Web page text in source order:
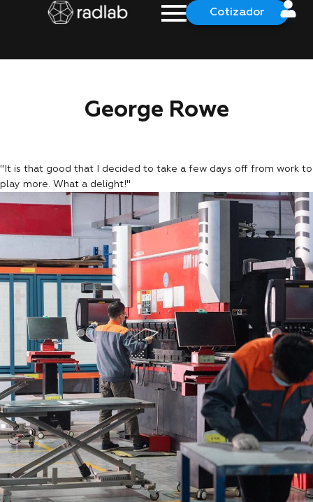
Cotizador
George Rowe
"It is that good that I decided to take a few days off from work to
play more. What a delight!"